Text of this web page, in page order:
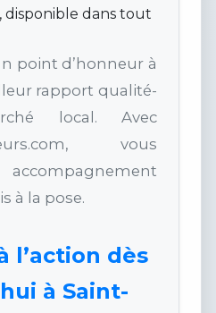
disponible dans tout
point d’honneur à
rapport qualité-
local. Avec
vous
accompagnement
à la pose.
l’action dès
à Saint-